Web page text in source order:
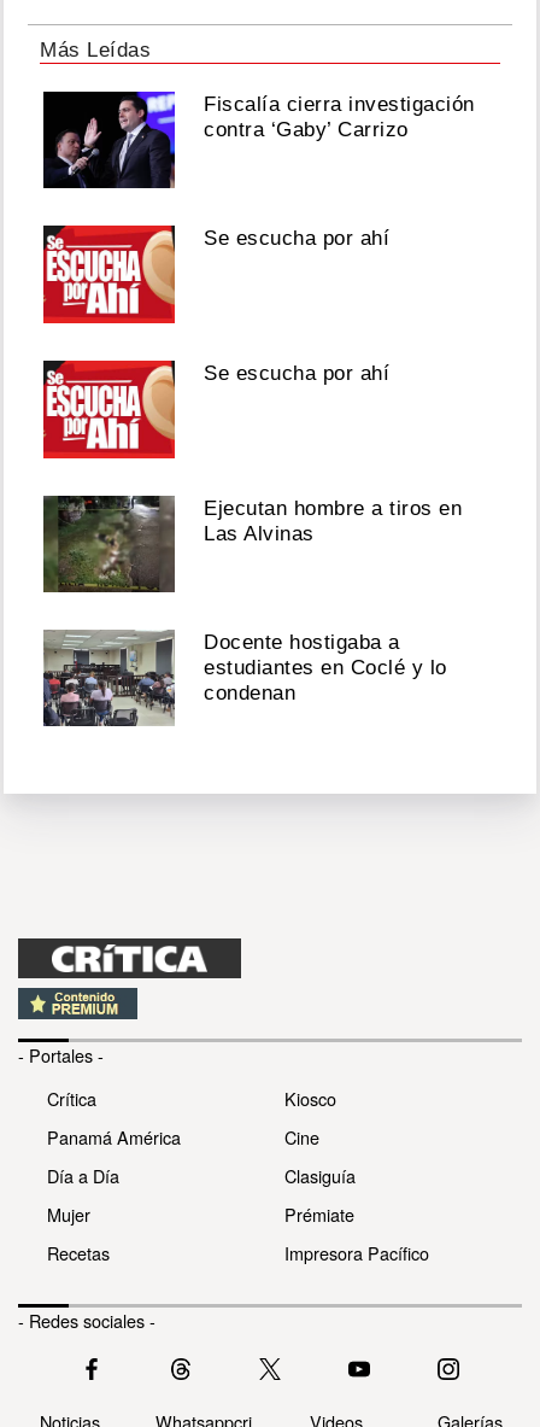
Más Leídas
Fiscalía cierra investigación
contra ‘Gaby’ Carrizo
Se escucha por ahí
Se escucha por ahí
Ejecutan hombre a tiros en
Las Alvinas
Docente hostigaba a
estudiantes en Coclé y lo
condenan
- Portales -
Crítica
Panamá América
Día a Día
Mujer
Recetas
Kiosco
Cine
Clasiguía
Prémiate
Impresora Pacífico
- Redes sociales -
Noticias Whatsappcri Videos Galerías